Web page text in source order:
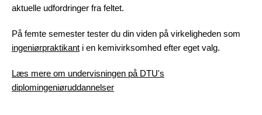
aktuelle udfordringer fra feltet.
På femte semester tester du din viden på virkeligheden som
ingeniørpraktikant i en kemivirksomhed efter eget valg.
Læs mere om undervisningen på DTU's
diplomingeniøruddannelser